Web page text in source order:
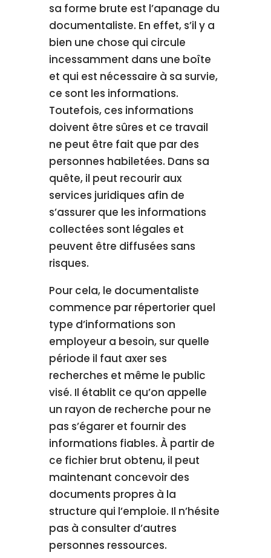
sa forme brute est l’apanage du
documentaliste. En effet, s’il y a
bien une chose qui circule
incessamment dans une boîte
et qui est nécessaire à sa survie,
ce sont les informations.
Toutefois, ces informations
doivent être sûres et ce travail
ne peut être fait que par des
personnes habiletées. Dans sa
quête, il peut recourir aux
services juridiques afin de
s’assurer que les informations
collectées sont légales et
peuvent être diffusées sans
risques.
Pour cela, le documentaliste
commence par répertorier quel
type d’informations son
employeur a besoin, sur quelle
période il faut axer ses
recherches et même le public
visé. Il établit ce qu’on appelle
un rayon de recherche pour ne
pas s’égarer et fournir des
informations fiables. À partir de
ce fichier brut obtenu, il peut
maintenant concevoir des
documents propres à la
structure qui l’emploie. Il n’hésite
pas à consulter d’autres
personnes ressources.